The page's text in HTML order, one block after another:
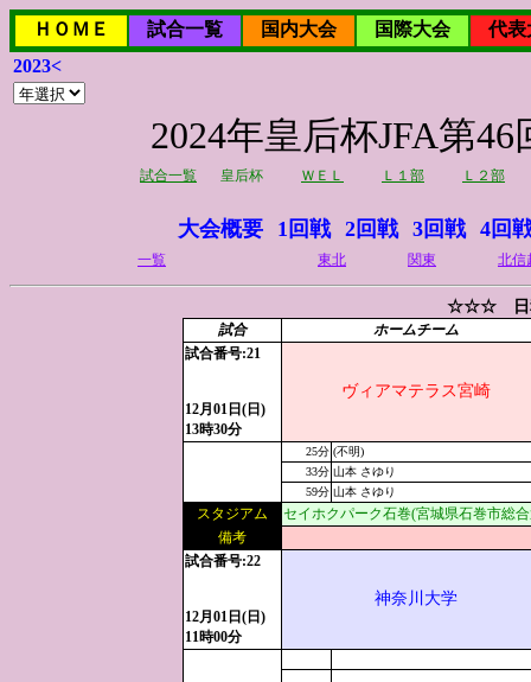
ＨＯＭＥ 試合一覧 国内大会 国際大会
代表
2023<
2024年皇后杯JFA第
試合一覧 皇后杯 ＷＥＬ Ｌ１部 Ｌ２部
大会概要 1回戦 2回戦 3回戦 4回
一覧 東北 関東 北信
☆☆☆ 日
試合
ホームチーム
試合番号:21
12月01日(日)
13時30分
ヴィアマテラス宮崎
25分 (不明)
33分 山本 さゆり
59分 山本 さゆり
スタジアム
セイホクパーク石巻(宮城県石巻市総
備考
試合番号:22
12月01日(日)
11時00分
神奈川大学